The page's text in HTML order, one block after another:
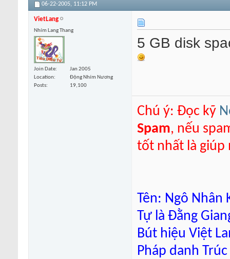
06-22-2005, 11:12 PM
VietLang
Nhím Lang Thang
Join Date
Jan 2005
Location
Động Nhím Nương
Posts
19,100
5 GB disk
Chú ý: Đọc kỹ
Spam, nếu
tốt nhất là giúp
Tên: Ngô Nhân
Tự là Đằng
Bút hiệu Việt
Pháp danh